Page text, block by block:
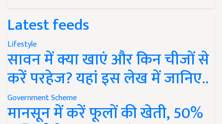
Latest feeds
Lifestyle
सावन में क्या खाएं और किन चीजों से
करें परहेज? यहां इस लेख में जानिए..
Government Scheme
मानसून में करें फूलों की खेती, 50%